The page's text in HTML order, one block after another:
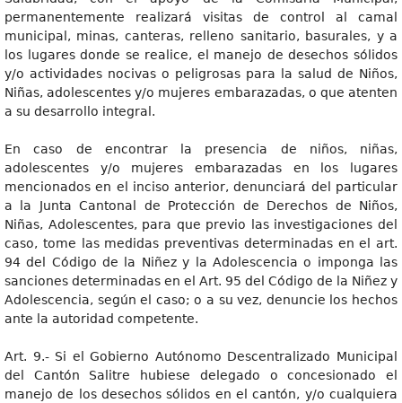
permanentemente realizará visitas de control al camal
municipal, minas, canteras, relleno sanitario, basurales, y a
los lugares donde se realice, el manejo de desechos sólidos
y/o actividades nocivas o peligrosas para la salud de Niños,
Niñas, adolescentes y/o mujeres embarazadas, o que atenten
a su desarrollo integral.
En caso de encontrar la presencia de niños, niñas,
adolescentes y/o mujeres embarazadas en los lugares
mencionados en el inciso anterior, denunciará del particular
a la Junta Cantonal de Protección de Derechos de Niños,
Niñas, Adolescentes, para que previo las investigaciones del
caso, tome las medidas preventivas determinadas en el art.
94 del Código de la Niñez y la Adolescencia o imponga las
sanciones determinadas en el Art. 95 del Código de la Niñez y
Adolescencia, según el caso; o a su vez, denuncie los hechos
ante la autoridad competente.
Art. 9.- Si el Gobierno Autónomo Descentralizado Municipal
del Cantón Salitre hubiese delegado o concesionado el
manejo de los desechos sólidos en el cantón, y/o cualquiera